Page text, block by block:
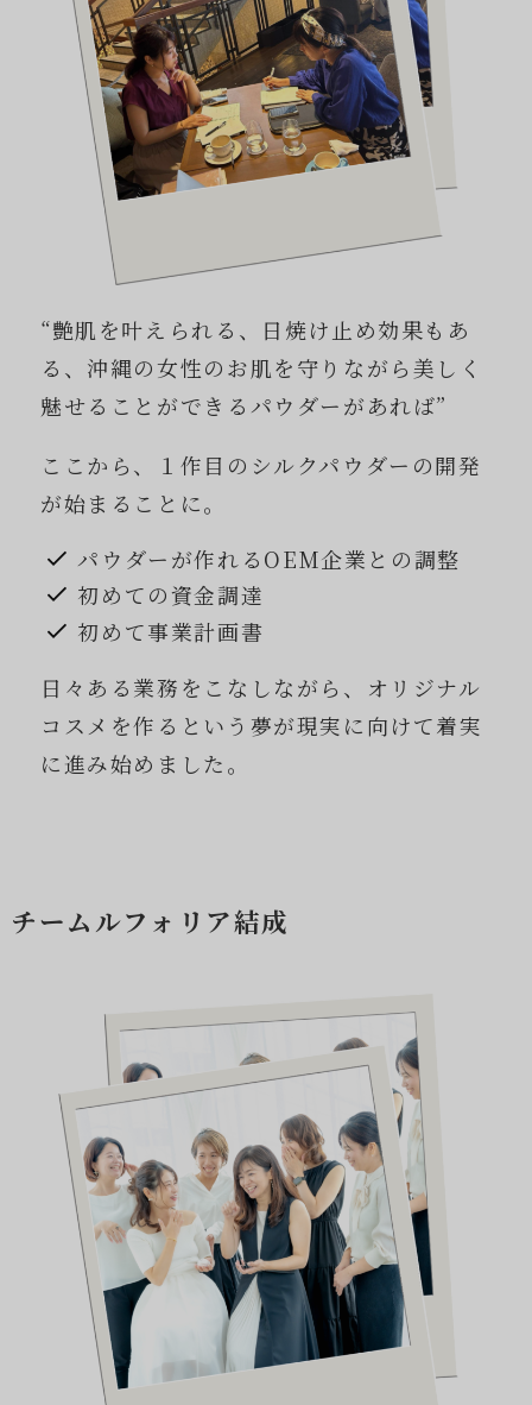
“艶肌を叶えられる、日焼け止め効果もあ
る、沖縄の女性のお肌を守りながら美しく
魅せることができるパウダーがあれば”
ここから、１作目のシルクパウダーの開発
が始まることに。
パウダーが作れるOEM企業との調整
初めての資金調達
初めて事業計画書
日々ある業務をこなしながら、オリジナル
コスメを作るという夢が現実に向けて着実
に進み始めました。
チームルフォリア結成